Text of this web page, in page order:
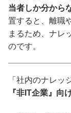
当者しか分から
置すると、離職
まるため、ナレ
のです。
「社内のナレッ
『非IT企業』向